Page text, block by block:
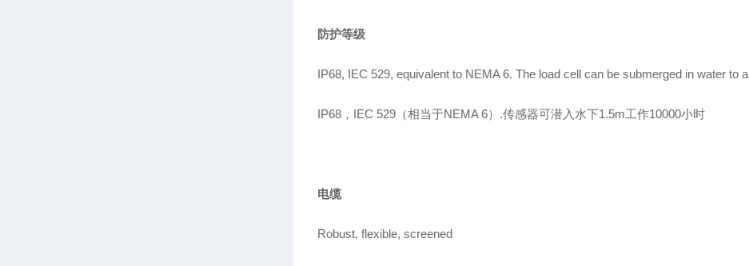
防护等级
IP68, IEC 529, equivalent to NEMA 6. The load cell can be submerged in water to a
IP68，IEC 529（相当于NEMA 6）.传感器可潜入水下1.5m工作10000小时
电缆
Robust, flexible, screened